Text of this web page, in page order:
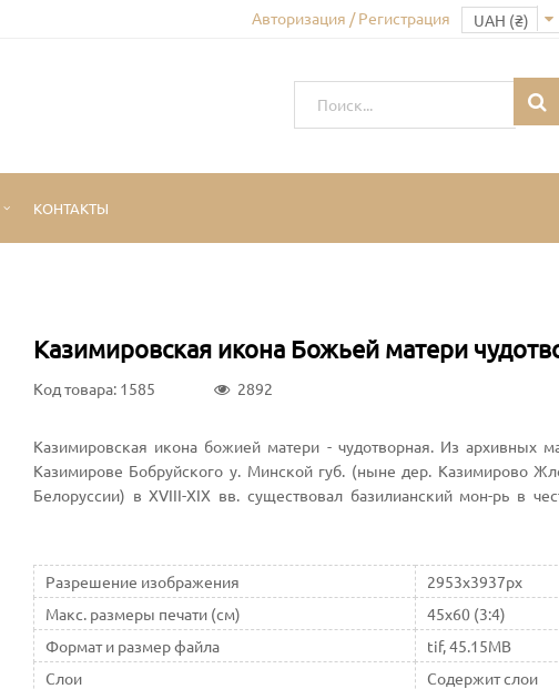
Авторизация / Регистрация
КОНТАКТЫ
Казимировская икона Божьей матери
Код товара: 1585 2892
Казимировская икона божией матери - чудотворная. Из архивных
Казимирове Бобруйского у. Минской губ. (ныне дер. Казимирово
Белоруссии) в XVIII-XIX вв. существовал базилианский мон-рь в
Разрешение изображения
2953x3937px
Макс. размеры печати (см)
45x60 (3:4)
Формат и размер файла
tif, 45.15MB
Слои
Содержит слои